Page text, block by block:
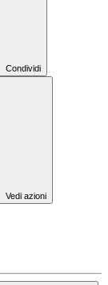
Condividi
Vedi azioni